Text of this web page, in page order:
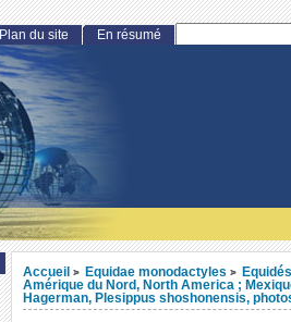
Accueil > Equidae monodactyles >
Amérique du Nord, North America ;
Hagerman, Plesippus shoshonensis,
Plan du site En résumé